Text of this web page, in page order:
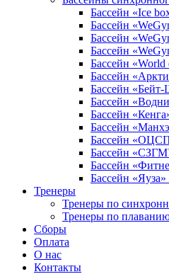
Бассейн «Ice
Бассейн
Бассейн
Бассейн
Бассейн «World
Бассейн
Бассейн
Бассейн
Бассейн
Бассейн
Бассейн
Бассейн
Бассейн
Бассейн
Тренеры
Тренеры по
Тренеры по
Сборы
Оплата
О нас
Контакты